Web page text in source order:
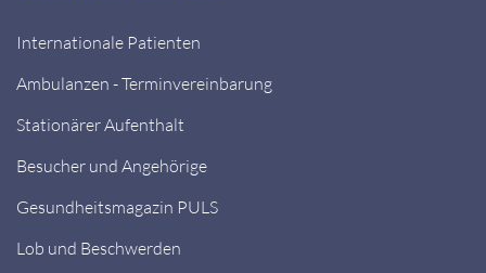
Internationale Patienten
Ambulanzen - Terminvereinbarung
Stationärer Aufenthalt
Besucher und Angehörige
Gesundheitsmagazin PULS
Lob und Beschwerden